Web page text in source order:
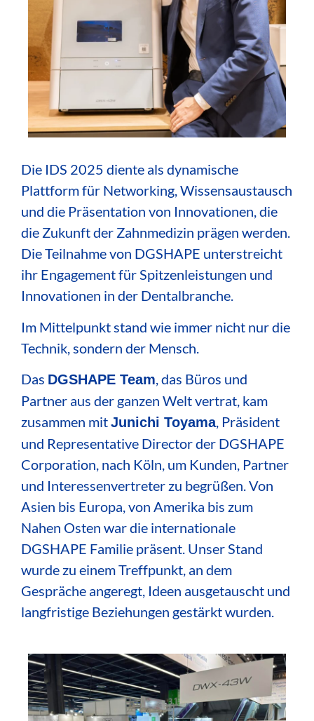
Die IDS 2025 diente als dynamische
Plattform für Networking, Wissensaustausch
und die Präsentation von Innovationen, die
die Zukunft der Zahnmedizin prägen werden.
Die Teilnahme von DGSHAPE unterstreicht
ihr Engagement für Spitzenleistungen und
Innovationen in der Dentalbranche.
Im Mittelpunkt stand wie immer nicht nur die
Technik, sondern der Mensch.
Das DGSHAPE Team, das Büros und
Partner aus der ganzen Welt vertrat, kam
zusammen mitJunichi Toyama, Präsident
und Representative Director der DGSHAPE
Corporation, nach Köln, um Kunden, Partner
und Interessenvertreter zu begrüßen. Von
Asien bis Europa, von Amerika bis zum
Nahen Osten war die internationale
DGSHAPE Familie präsent. Unser Stand
wurde zu einem Treffpunkt, an dem
Gespräche angeregt, Ideen ausgetauscht und
langfristige Beziehungen gestärkt wurden.